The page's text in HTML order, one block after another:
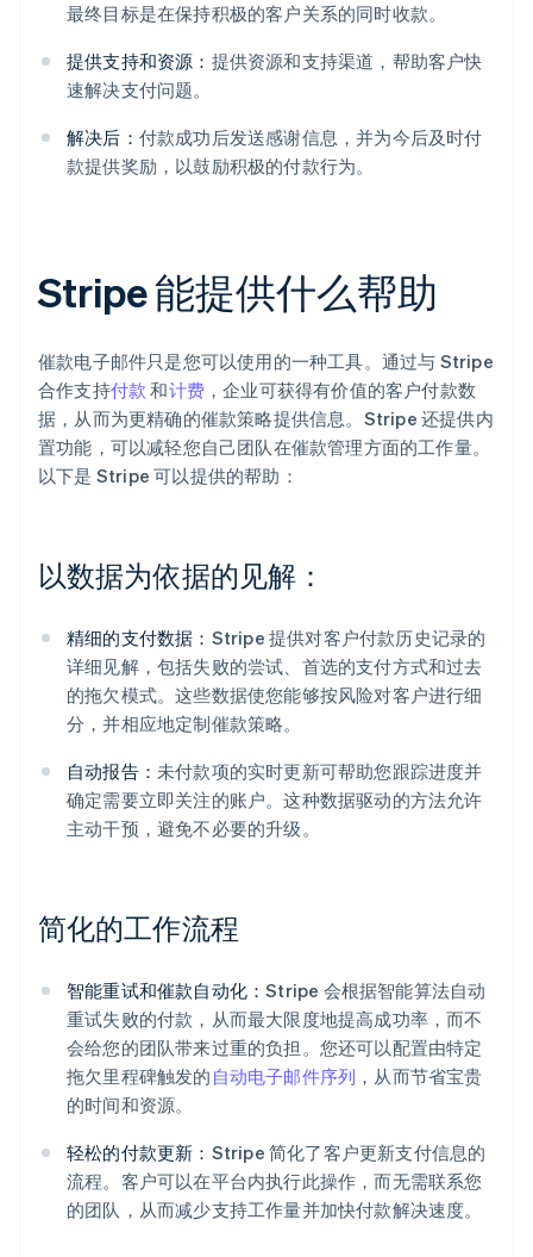
最终目标是在保持积极的客户关系的同时收款。
提供支持和资源： 提供资源和支持渠道，帮助客户快
速解决支付问题。
解决后： 付款成功后发送感谢信息，并为今后及时付
款提供奖励，以鼓励积极的付款行为。
Stripe 能提供什么帮助
催款电子邮件只是您可以使用的一种工具。通过与 Stripe
合作支持付款 和计费 ，企业可获得有价值的客户付款数
据，从而为更精确的催款策略提供信息。Stripe 还提供内
置功能，可以减轻您自己团队在催款管理方面的工作量。
以下是 Stripe 可以提供的帮助：
以数据为依据的见解：
精细的支付数据： Stripe 提供对客户付款历史记录的
详细见解，包括失败的尝试、首选的支付方式和过去
的拖欠模式。这些数据使您能够按风险对客户进行细
分，并相应地定制催款策略。
自动报告： 未付款项的实时更新可帮助您跟踪进度并
确定需要立即关注的账户。这种数据驱动的方法允许
主动干预，避免不必要的升级。
简化的工作流程
智能重试和催款自动化：Stripe 会根据智能算法自动
重试失败的付款，从而最大限度地提高成功率，而不
会给您的团队带来过重的负担。您还可以配置由特定
拖欠里程碑触发的 自动电子邮件序列 ，从而节省宝贵
的时间和资源。
轻松的付款更新： Stripe 简化了客户更新支付信息的
流程。客户可以在平台内执行此操作，而无需联系您
的团队，从而减少支持工作量并加快付款解决速度。